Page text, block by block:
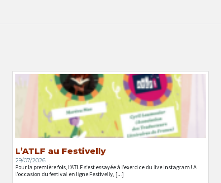
L’ATLF au Festivelly
29/07/2026
Pour la première fois, l’ATLF s’est essayée à l’exercice du live Instagram ! A
l’occasion du festival en ligne Festivelly, [...]